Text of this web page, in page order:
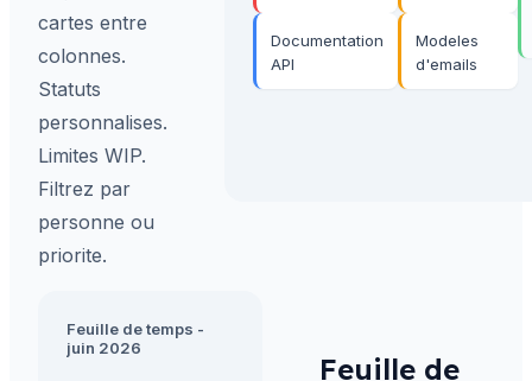
cartes entre
colonnes.
Statuts
personnalises.
Limites WIP.
Filtrez par
personne ou
priorite.
Documentation
API
Modeles
d'emails
Feuille de temps -
juin 2026
Feuille de